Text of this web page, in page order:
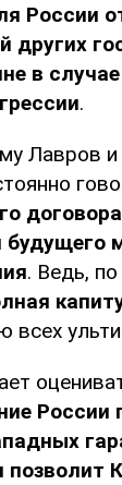
России
других
в
.
Лавров и
будущего
. Ведь, по
всех
России
позволит